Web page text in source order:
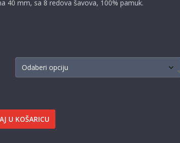
40 mm, sa 8 redova šavova, 100% pamuk.
U KOŠARICU